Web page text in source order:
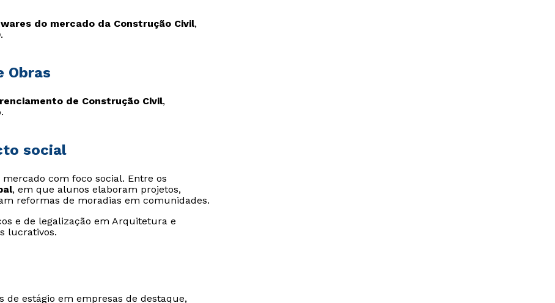
do mercado da Construção Civil,
.
Obras
de Construção Civil,
social
com foco social. Entre os
, em que alunos elaboram projetos,
reformas de moradias em comunidades.
e de legalização em Arquitetura e
lucrativos.
de estágio em empresas de destaque,